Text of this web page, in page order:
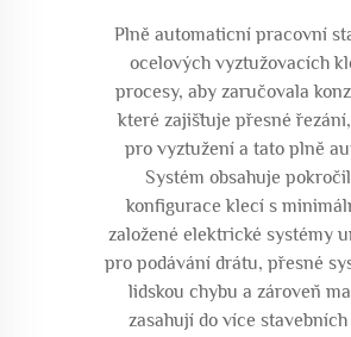
Plně automaticní pracovní
ocelových vyztužovacích
procesy, aby zaručovala
které zajišťuje přesné
pro vyztužení a tato plně
Systém obsahuje
konfigurace klecí s
založené elektrické systémy
pro podávání drátu, přesné
lidskou chybu a zároveň
zasahují do více